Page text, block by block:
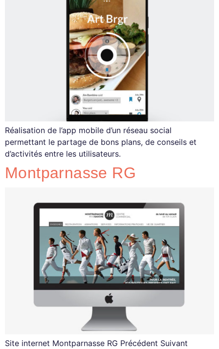
Réalisation de l’app mobile d’un réseau social
permettant le partage de bons plans, de conseils et
d’activités entre les utilisateurs.
Montparnasse RG
Site internet Montparnasse RG Précédent Suivant